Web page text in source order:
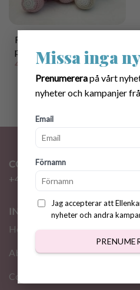
Missa inga
Prenumererapå vårt
nyheter och kampanjer
Email
Förnamn
Jag accepterar att
nyheter och andra
Romantic Bunnies crochet
pattern
45.00kr
CONTACT
+46 72 310 46 48
INFORMATION
Home
About me
Contact